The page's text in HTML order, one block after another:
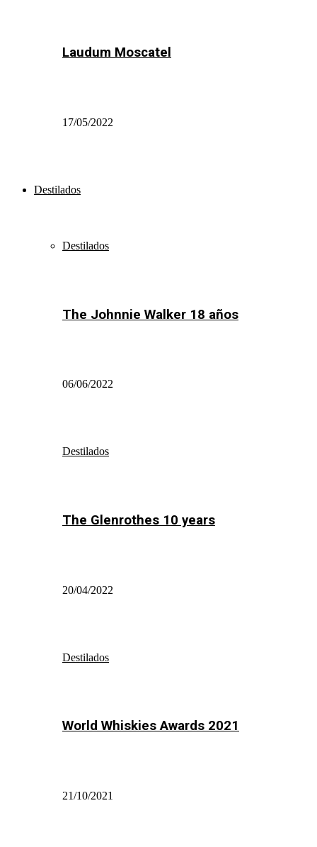
Laudum Moscatel
17/05/2022
Destilados
Destilados
The Johnnie Walker 18 años
06/06/2022
Destilados
The Glenrothes 10 years
20/04/2022
Destilados
World Whiskies Awards 2021
21/10/2021